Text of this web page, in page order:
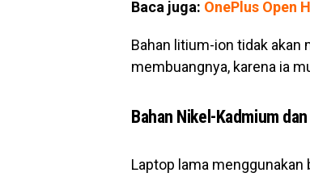
Baca juga: OnePlus Open
Bahan litium-ion tidak akan
membuangnya, karena ia
Bahan Nikel-Kadmium
Laptop lama